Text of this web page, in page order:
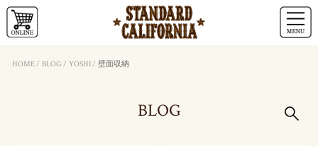
HOME/ BLOG / YOSHI/ 壁面収納
BLOG